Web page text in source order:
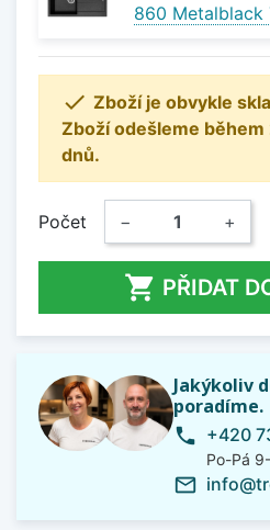
860 Metalblack
 Zboží je obvykle
Zboží odešleme
dnů.
Počet − +
 PŘIDAT
Jakýkoliv
poradíme.
phone +420
Po-Pá
mail_outline